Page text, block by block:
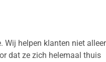
Wij helpen klanten niet
dat ze zich helemaal thuis